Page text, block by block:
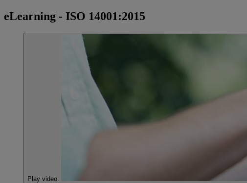
eLearning - ISO 14001:2015
Play video: